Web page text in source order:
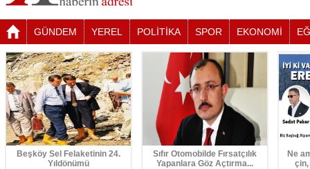
GÜNDEM YEREL POLİTİKA SPOR EKONOMİ
Beşköy Sel Felaketinin 24.
Yıldönümü
Sıfır Otomobilde Fırsatçılık
Yapanlara Göz Açtırma...
Ne